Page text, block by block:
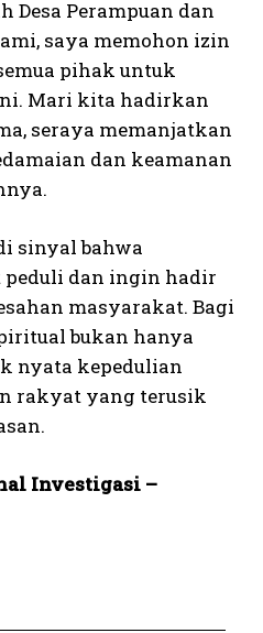
Desa Perampuan dan
saya memohon izin
pihak untuk
Mari kita hadirkan
seraya memanjatkan
dan keamanan
sinyal bahwa
peduli dan ingin hadir
masyarakat. Bagi
bukan hanya
nyata kepedulian
rakyat yang terusik
Investigasi –